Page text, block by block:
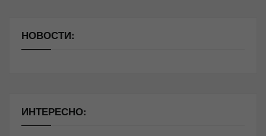
НОВОСТИ:
ИНТЕРЕСНО: